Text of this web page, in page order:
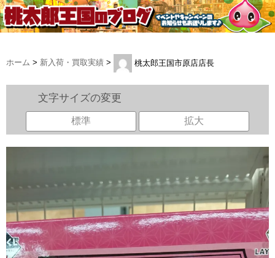
ホーム > 新入荷・買取実績 > 桃太郎王国市原店店長
文字サイズの変更
標準 拡大